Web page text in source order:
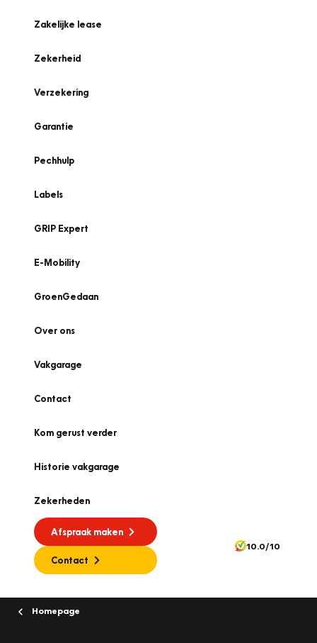
Zakelijke lease
Zekerheid
Verzekering
Garantie
Pechhulp
Labels
GRIP Expert
E-Mobility
GroenGedaan
Over ons
Vakgarage
Contact
Kom gerust verder
Historie vakgarage
Zekerheden
Afspraak maken
Contact
10.0/10
Homepage